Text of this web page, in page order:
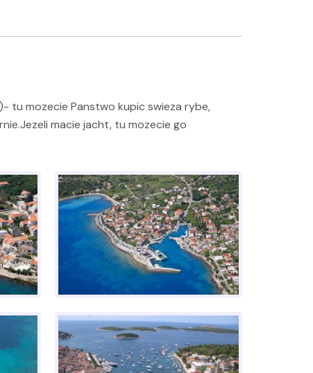
tu mozecie Panstwo kupic swieza rybe,
macie jacht, tu mozecie go